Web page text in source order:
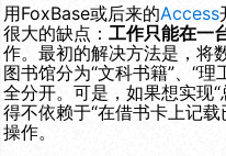
用FoxBase或后来的Access
很大的缺点：工作只能在一
作。最初的解决方法是，将
图书馆分为“文科书籍”、“
全分开。可是，如果想实现
得不依赖于“在借书卡上记
操作。